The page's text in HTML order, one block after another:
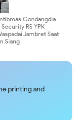
Gondangdia
RS YPK
Jambret Saat
Siang
printing and